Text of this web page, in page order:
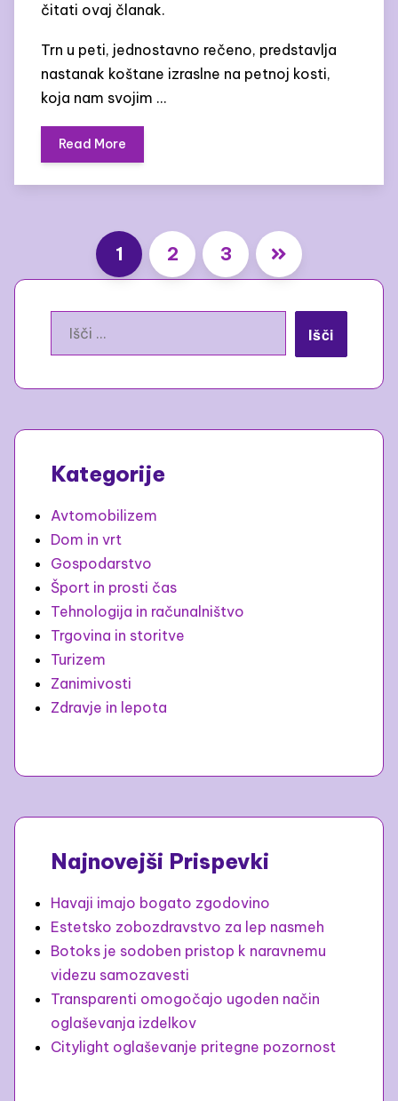
čitati ovaj članak.
Trn u peti, jednostavno rečeno, predstavlja
nastanak koštane izraslne na petnoj kosti,
koja nam svojim …
Read More
Številčenje
prispevkov
1 2 3
Kategorije
Avtomobilizem
Dom in vrt
Gospodarstvo
Šport in prosti čas
Tehnologija in računalništvo
Trgovina in storitve
Turizem
Zanimivosti
Zdravje in lepota
Najnovejši Prispevki
Havaji imajo bogato zgodovino
Estetsko zobozdravstvo za lep nasmeh
Botoks je sodoben pristop k naravnemu
videzu samozavesti
Transparenti omogočajo ugoden način
oglaševanja izdelkov
Citylight oglaševanje pritegne pozornost